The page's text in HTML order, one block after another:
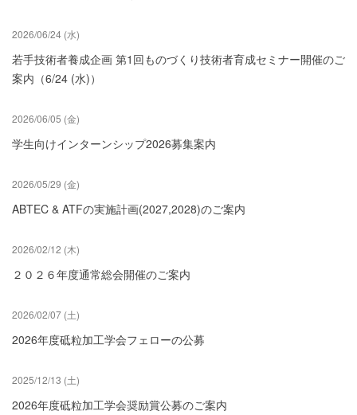
2026/06/24 (水)
若手技術者養成企画 第1回ものづくり技術者育成セミナー開催のご
案内（6/24 (水)）
2026/06/05 (金)
学生向けインターンシップ2026募集案内
2026/05/29 (金)
ABTEC & ATFの実施計画(2027,2028)のご案内
2026/02/12 (木)
２０２６年度通常総会開催のご案内
2026/02/07 (土)
2026年度砥粒加工学会フェローの公募
2025/12/13 (土)
2026年度砥粒加工学会奨励賞公募のご案内